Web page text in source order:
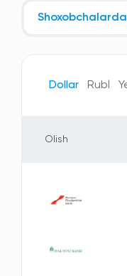
Dollar Rubl
Olish